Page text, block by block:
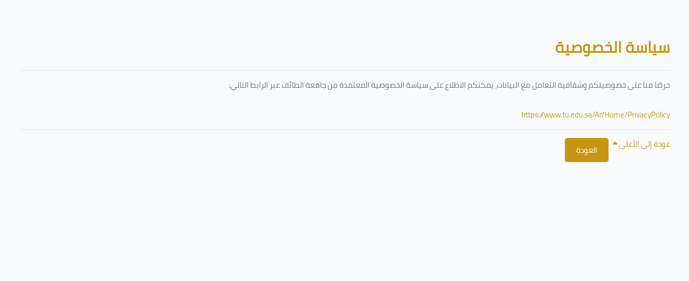
الكتل
سياسة الخصوصية
حرصًا منا على خصوصيتكم وشفافية التعامل مع البيانات، يمكنكم الاطلاع على سياسة الخصوصية المعتمدة من جامعة الطائف عبر الرابط التالي:
https://www.tu.edu.sa/Ar/Home/PrivacyPolicy
العودة عودة إلى الأعلى